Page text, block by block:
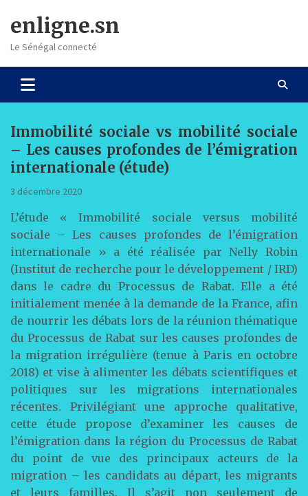
content
enligne.sn
Le Sénégal connecté
Immobilité sociale vs mobilité sociale
– Les causes profondes de l’émigration
internationale (étude)
3 décembre 2020
L’étude « Immobilité sociale versus mobilité
sociale – Les causes profondes de l’émigration
internationale » a été réalisée par Nelly Robin
(Institut de recherche pour le développement / IRD)
dans le cadre du Processus de Rabat. Elle a été
initialement menée à la demande de la France, afin
de nourrir les débats lors de la réunion thématique
du Processus de Rabat sur les causes profondes de
la migration irrégulière (tenue à Paris en octobre
2018) et vise à alimenter les débats scientifiques et
politiques sur les migrations internationales
récentes. Privilégiant une approche qualitative,
cette étude propose d’examiner les causes de
l’émigration dans la région du Processus de Rabat
du point de vue des principaux acteurs de la
migration – les candidats au départ, les migrants
et leurs familles. Il s’agit non seulement de